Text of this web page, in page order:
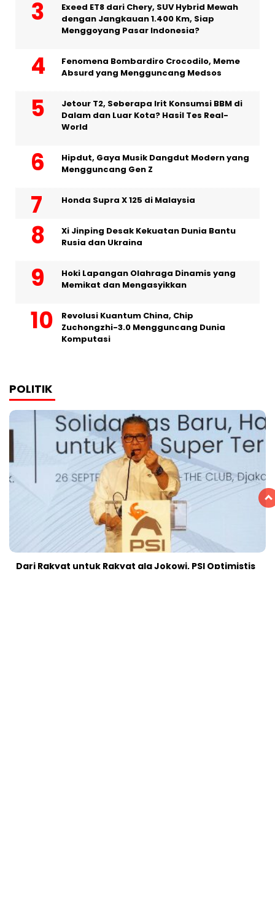
Exeed ET8 dari Chery, SUV Hybrid Mewah
dengan Jangkauan 1.400 Km, Siap
Menggoyang Pasar Indonesia?
Fenomena Bombardiro Crocodilo, Meme
Absurd yang Mengguncang Medsos
Jetour T2, Seberapa Irit Konsumsi BBM di
Dalam dan Luar Kota? Hasil Tes Real-
World
Hipdut, Gaya Musik Dangdut Modern yang
Mengguncang Gen Z
Honda Supra X 125 di Malaysia
Xi Jinping Desak Kekuatan Dunia Bantu
Rusia dan Ukraina
Hoki Lapangan Olahraga Dinamis yang
Memikat dan Mengasyikkan
Revolusi Kuantum China, Chip
Zuchongzhi-3.0 Mengguncang Dunia
Komputasi
POLITIK
Dari Rakyat untuk Rakyat ala Jokowi, PSI Optimistis